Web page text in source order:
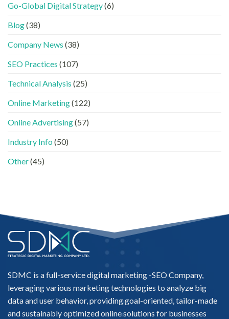
南〉
LinkedIn
容
工〉
中
一
看
懂
AISEO
AEO
實
做
代
品
如
進
的
任
單」？〉
Go-Global Digital Strategy(6)
Blog(38)
Company News (38)
SEO Practices (107)
Technical Analysis (25)
Online Marketing(122)
Online Advertising(57)
Industry Info (50)
Other(45)
SDMC is a full-service digital marketing -SEO Company,
leveraging various marketing technologies to analyze big
data and user behavior, providing goal-oriented, tailor-made
and sustainably optimized online solutions for businesses